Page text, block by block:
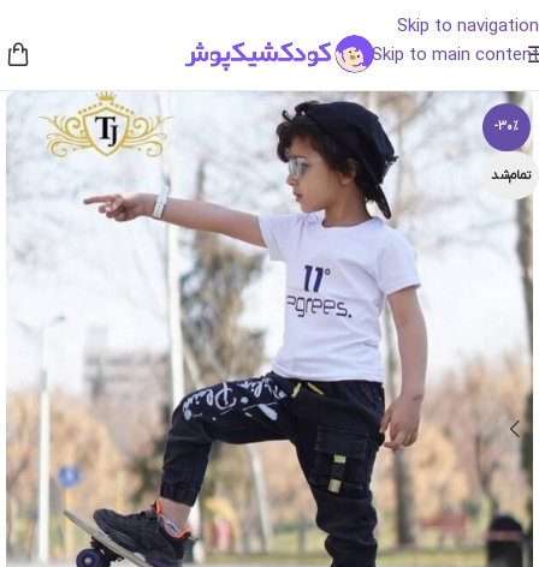
Skip to navigation
Skip to main content
-30%
تمام‌شد